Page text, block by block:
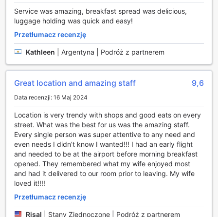
atmosferze swojego pokoju. Dodatkowo, hotel zapewnia
sejfy w pokojach, które dają pewność, że wartościowe
przedmioty są bezpieczne, a także usługi konsjerża, które
pomogą w organizacji atrakcji i zwiedzania miasta.
W Mine Hotel Boutique każdy gość ma dostęp do
bezpłatnego Wi-Fi zarówno w pokojach, jak i w
przestrzeniach publicznych, co umożliwia łatwe łączenie
się z bliskimi lub planowanie codziennych aktywności.
Hotel oferuje również ekspresowe zameldowanie i
podróżujących w biegu. Dodatkowo, goście mogą
skorzystać z przechowalni bagażu oraz codziennego
sprzątania, co zapewnia komfort i świeżość w każdym
momencie pobytu. Dla tych, którzy pragną chwili relaksu,
w hotelu znajduje się kominek, który tworzy przytulną
atmosferę, idealną do spędzenia wieczoru z książką lub
lampką wina.
Udogodnienia transportowe w Mine Hotel Boutique
Mine Hotel Boutique w Buenos Aires to idealne miejsce dla
podróżnych, którzy cenią sobie wygodę i komfort. Hotel
Service was amazing, breakfast spread was delicious,
luggage holding was quick and easy!
Przetłumacz recenzję
Kathleen Argentyna | Podróż z partnerem
Great location and amazing staff 9,6
Data recenzji: 16 Maj 2024
Location is very trendy with shops and good eats on every
street. What was the best for us was the amazing staff.
Every single person was super attentive to any need and
even needs I didn’t know I wanted!!! I had an early flight
and needed to be at the airport before morning breakfast
opened. They remembered what my wife enjoyed most
and had it delivered to our room prior to leaving. My wife
loved it!!!!
Przetłumacz recenzję
Risal Stany Zjednoczone | Podróż z partnerem